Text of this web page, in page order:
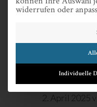
DIE
2. April 2025
widerrufen oder
Individuelle